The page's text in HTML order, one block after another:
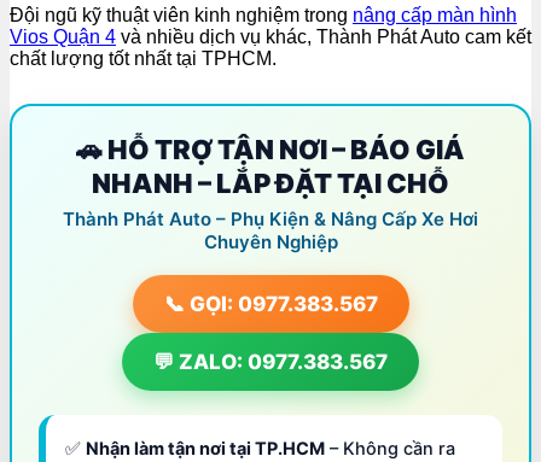
Đội ngũ kỹ thuật viên kinh nghiệm trong nâng cấp màn hình
Vios Quận 4 và nhiều dịch vụ khác, Thành Phát Auto cam kết
chất lượng tốt nhất tại TPHCM.
🚗 HỖ TRỢ TẬN NƠI – BÁO GIÁ
NHANH – LẮP ĐẶT TẠI CHỖ
Thành Phát Auto – Phụ Kiện & Nâng Cấp Xe Hơi
Chuyên Nghiệp
📞 GỌI: 0977.383.567
💬 ZALO: 0977.383.567
✅ Nhận làm tận nơi tại TP.HCM – Không cần ra